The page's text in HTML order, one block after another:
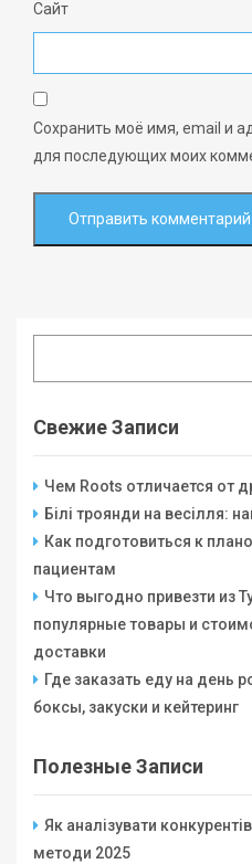
Сайт
Сохранить моё имя, email и
для последующих моих
Свежие Записи
Чем Roots отличается от
Білі троянди на весілля:
Как подготовиться к
пациентам
Что выгодно привезти из
популярные товары и
доставки
Где заказать еду на день
боксы, закуски и кейтеринг
Полезные Записи
Як аналізувати
методи 2025